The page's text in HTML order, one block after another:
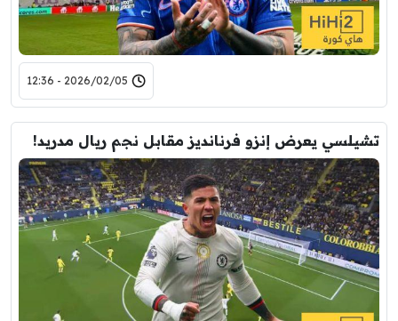
2026/02/05 - 12:36
تشيلسي يعرض إنزو فرنانديز مقابل نجم ريال مدريد!